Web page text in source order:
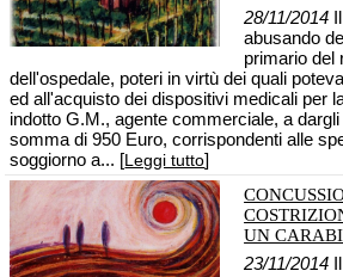
28/11/2014
abusando
primario del
dell'ospedale, poteri in virtù dei quali
ed all'acquisto dei dispositivi medicali per
indotto G.M., agente commerciale, a
somma di 950 Euro, corrispondenti alle
soggiorno a... [Leggi tutto]
UN
23/11/2014